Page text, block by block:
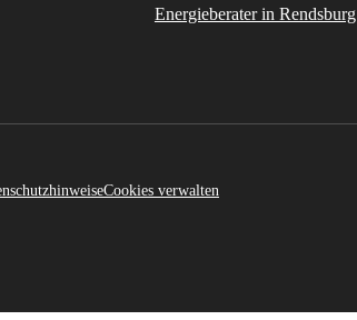
Energieberater in Rendsburg
Cookies verwalten